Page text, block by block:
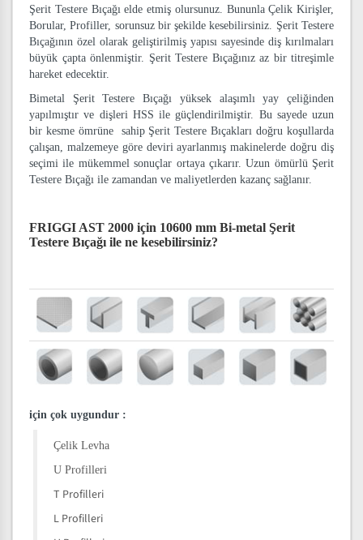
Şerit Testere Bıçağı elde etmiş olursunuz. Bununla Çelik Kirişler,
Borular, Profiller, sorunsuz bir şekilde kesebilirsiniz. Şerit Testere
Bıçağının özel olarak geliştirilmiş yapısı sayesinde diş kırılmaları
büyük çapta önlenmiştir. Şerit Testere Bıçağınız az bir titreşimle
hareket edecektir.
Bimetal Şerit Testere Bıçağı yüksek alaşımlı yay çeliğinden
yapılmıştır ve dişleri HSS ile güçlendirilmiştir. Bu sayede uzun
bir kesme ömrüne sahip Şerit Testere Bıçakları doğru koşullarda
çalışan, malzemeye göre deviri ayarlanmış makinelerde doğru diş
seçimi ile mükemmel sonuçlar ortaya çıkarır. Uzun ömürlü Şerit
Testere Bıçağı ile zamandan ve maliyetlerden kazanç sağlanır.
FRIGGI AST 2000 için 10600 mm Bi-metal Şerit
Testere Bıçağı ile ne kesebilirsiniz?
için çok uygundur :
Çelik Levha
U Profilleri
T Profilleri
L Profilleri